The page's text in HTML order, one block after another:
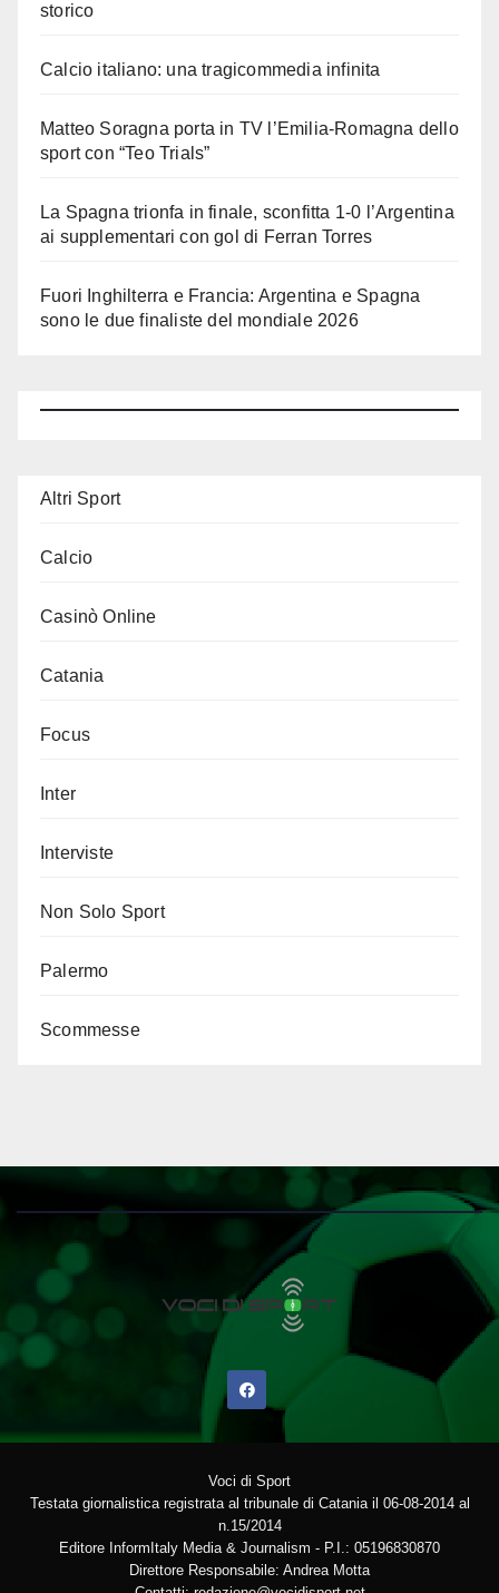
storico
Calcio italiano: una tragicommedia infinita
Matteo Soragna porta in TV l’Emilia-Romagna dello
sport con “Teo Trials”
La Spagna trionfa in finale, sconfitta 1-0 l’Argentina
ai supplementari con gol di Ferran Torres
Fuori Inghilterra e Francia: Argentina e Spagna
sono le due finaliste del mondiale 2026
Altri Sport
Calcio
Casinò Online
Catania
Focus
Inter
Interviste
Non Solo Sport
Palermo
Scommesse
Voci di Sport
Testata giornalistica registrata al tribunale di Catania il 06-08-2014 al
n.15/2014
Editore InformItaly Media & Journalism - P.I.: 05196830870
Direttore Responsabile: Andrea Motta